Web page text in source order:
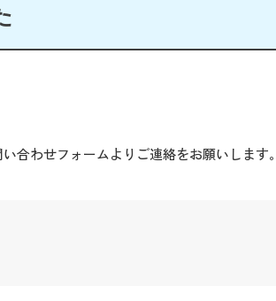
合わせフォームよりご連絡をお願いします。